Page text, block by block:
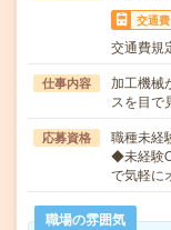
交通費
交通費規
仕事内容
加工機械
スを目で
応募資格
職種未経
◆未経験
で気軽に
職場の雰囲気